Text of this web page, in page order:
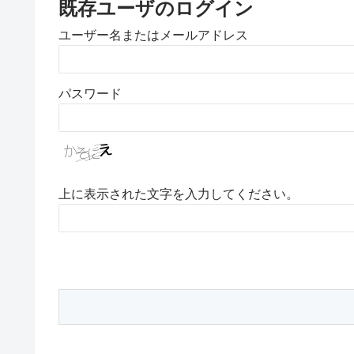
既存ユーザのログイン
ユーザー名またはメールアドレス
パスワード
上に表示された文字を入力してください。